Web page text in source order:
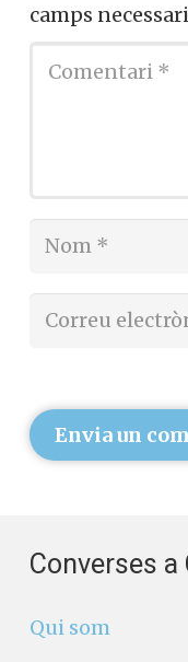
camps
Envia un
Converses a
Qui som